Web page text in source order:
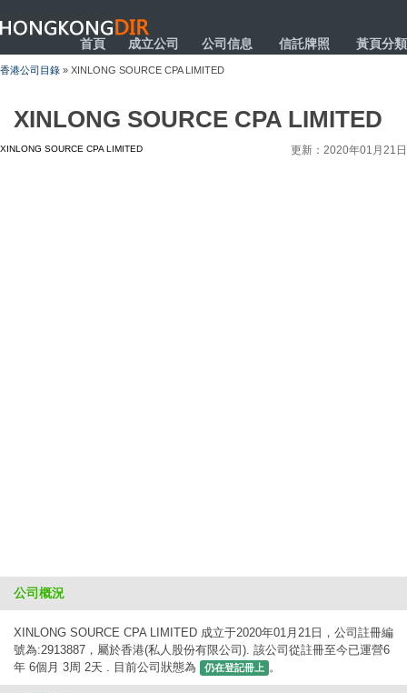
HONGKONGDIR
首頁 成立公司 公司信息 信託牌照 黃頁分類
香港公司目錄 » XINLONG SOURCE CPA LIMITED
XINLONG SOURCE CPA LIMITED
XINLONG SOURCE CPA LIMITED 更新：2020年01月21日
公司概況
XINLONG SOURCE CPA LIMITED 成立于2020年01月21日，公司註冊編
號為:2913887，屬於香港(私人股份有限公司). 該公司從註冊至今已運營6
年 6個月 3周 2天 . 目前公司狀態為
仍在登記冊上 。